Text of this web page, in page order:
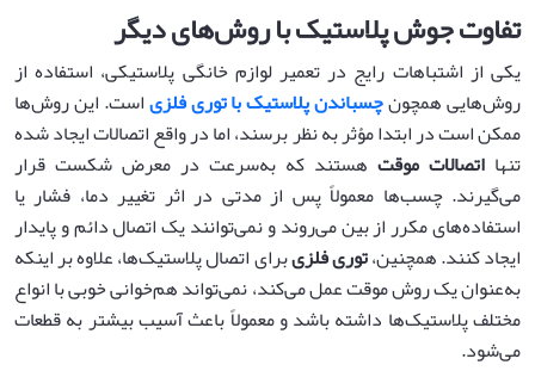
تفاوت جوش پلاستیک با روش‌های دیگر
یکی از اشتباهات رایج در تعمیر لوازم خانگی پلاستیکی، استفاده از
روش‌هایی همچونچسباندن پلاستیک با توری فلزیاست. این روش‌ها
ممکن است در ابتدا مؤثر به نظر برسند، اما در واقع اتصالات ایجاد شده
تنها اتصالات موقت هستند که به‌سرعت در معرض شکست قرار
می‌گیرند. چسب‌ها معمولاً پس از مدتی در اثر تغییر دما، فشار یا
استفاده‌های مکرر از بین می‌روند و نمی‌توانند یک اتصال دائم و پایدار
ایجاد کنند. همچنین،توری فلزیبرای اتصال پلاستیک‌ها، علاوه بر اینکه
به‌عنوان یک روش موقت عمل می‌کند، نمی‌تواند هم‌خوانی خوبی با انواع
مختلف پلاستیک‌ها داشته باشد و معمولاً باعث آسیب بیشتر به قطعات
می‌شود.